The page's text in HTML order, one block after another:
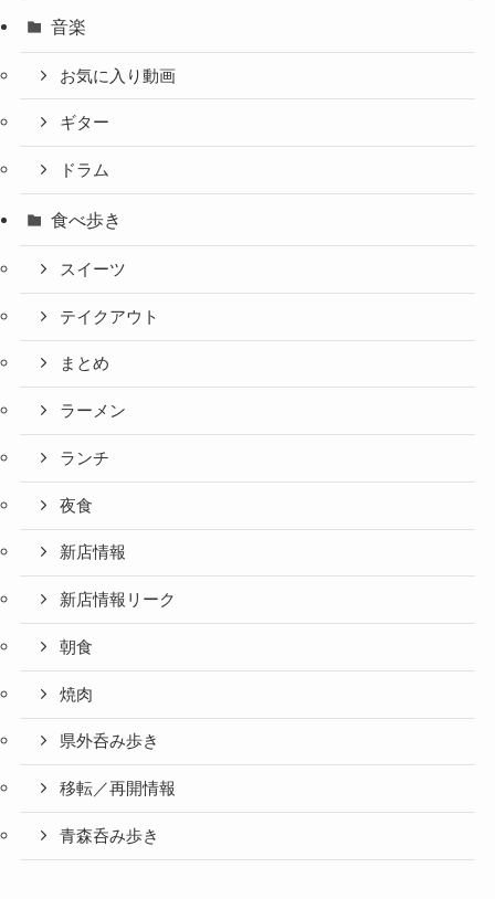
音楽
お気に入り動画
ギター
ドラム
食べ歩き
スイーツ
テイクアウト
まとめ
ラーメン
ランチ
夜食
新店情報
新店情報リーク
朝食
焼肉
県外呑み歩き
移転／再開情報
青森呑み歩き